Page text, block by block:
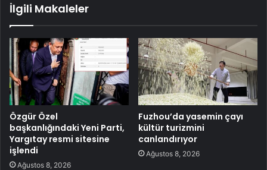
İlgili Makaleler
Özgür Özel
başkanlığındaki Yeni Parti,
Yargıtay resmi sitesine
işlendi
Ağustos 8, 2026
Fuzhou’da yasemin çayı
kültür turizmini
canlandırıyor
Ağustos 8, 2026